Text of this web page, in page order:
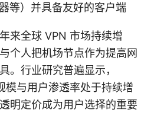
等）并具备友好的客户端
来全球 VPN 市场持续增
个人把机场节点作为提高网
。行业研究普遍显示，
与用户渗透率处于持续增
明定价成为用户选择的重要